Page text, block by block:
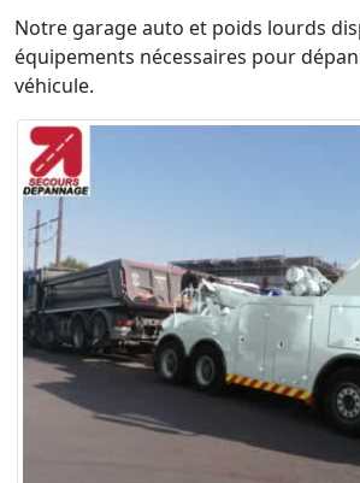
Notre garage auto et poids lourds
équipements nécessaires pour
véhicule.